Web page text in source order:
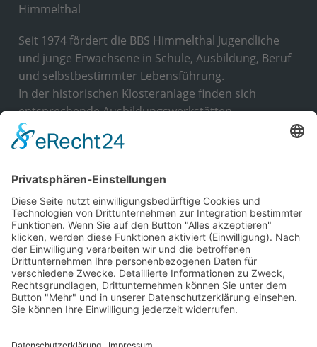
Seit 1974 fördert die BBS Himmelthal Jugendliche
und junge Erwachsene in Schule, Ausbildung, Beruf
und selbstbestimmter Lebensführung.
In der historischen Klosteranlage finden sich
entsprechende Ausbildungswerkstätten,
Unterrichtsräume und ein Wohnbereich.
Wir habendie Trägerzulassung nach AZAV
durch die DeuZert GmbH.
KONTAKT
BBS Himmelthal
Kloster Himmelthal 1
63820 Elsenfeld, Deutschland
Tel.: 0 93 74 / 97 10 - 0